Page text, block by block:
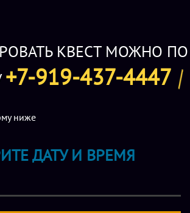
КВЕСТ МОЖНО ПО
+7-919-437-4447
ниже
ДАТУ И ВРЕМЯ